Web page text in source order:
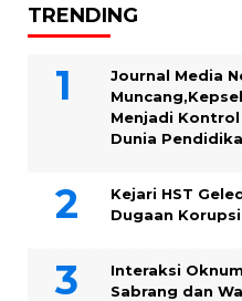
TRENDING
Journal Media
Menjadi
Dunia
Kejari HST
Dugaan
Interaksi
Sabrang dan